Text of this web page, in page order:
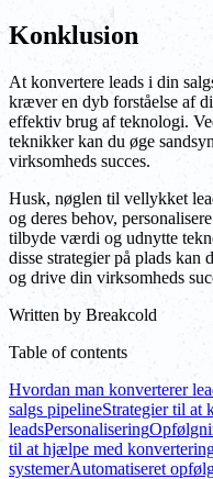
Konklusion
At konvertere leads i din
kræver en dyb forståelse af
effektiv brug af teknologi.
teknikker kan du øge
virksomheds succes.
Husk, nøglen til vellykket
og deres behov,
tilbyde værdi og udnytte
disse strategier på plads kan
og drive din virksomheds
Written by Breakcold
Table of contents
Hvordan man konverterer
salgs pipelineStrategier til at
leadsPersonalisering
til at hjælpe med
systemerAutomatiseret